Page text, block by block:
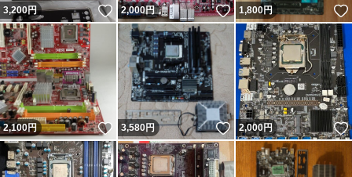
3,200円 いいね！
2,000円 いいね！
1,800円
2,100円 いいね！
3,580円 いいね！
2,000円